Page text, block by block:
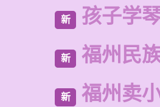
新 孩子学
新 福州民
新 福州卖